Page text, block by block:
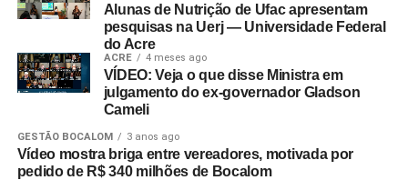
Alunas de Nutrição de Ufac apresentam
pesquisas na Uerj — Universidade Federal
do Acre
ACRE 4 meses ago
VÍDEO: Veja o que disse Ministra em
julgamento do ex-governador Gladson
Cameli
GESTÃO BOCALOM 3 anos ago
Vídeo mostra briga entre vereadores, motivada por
pedido de R$ 340 milhões de Bocalom